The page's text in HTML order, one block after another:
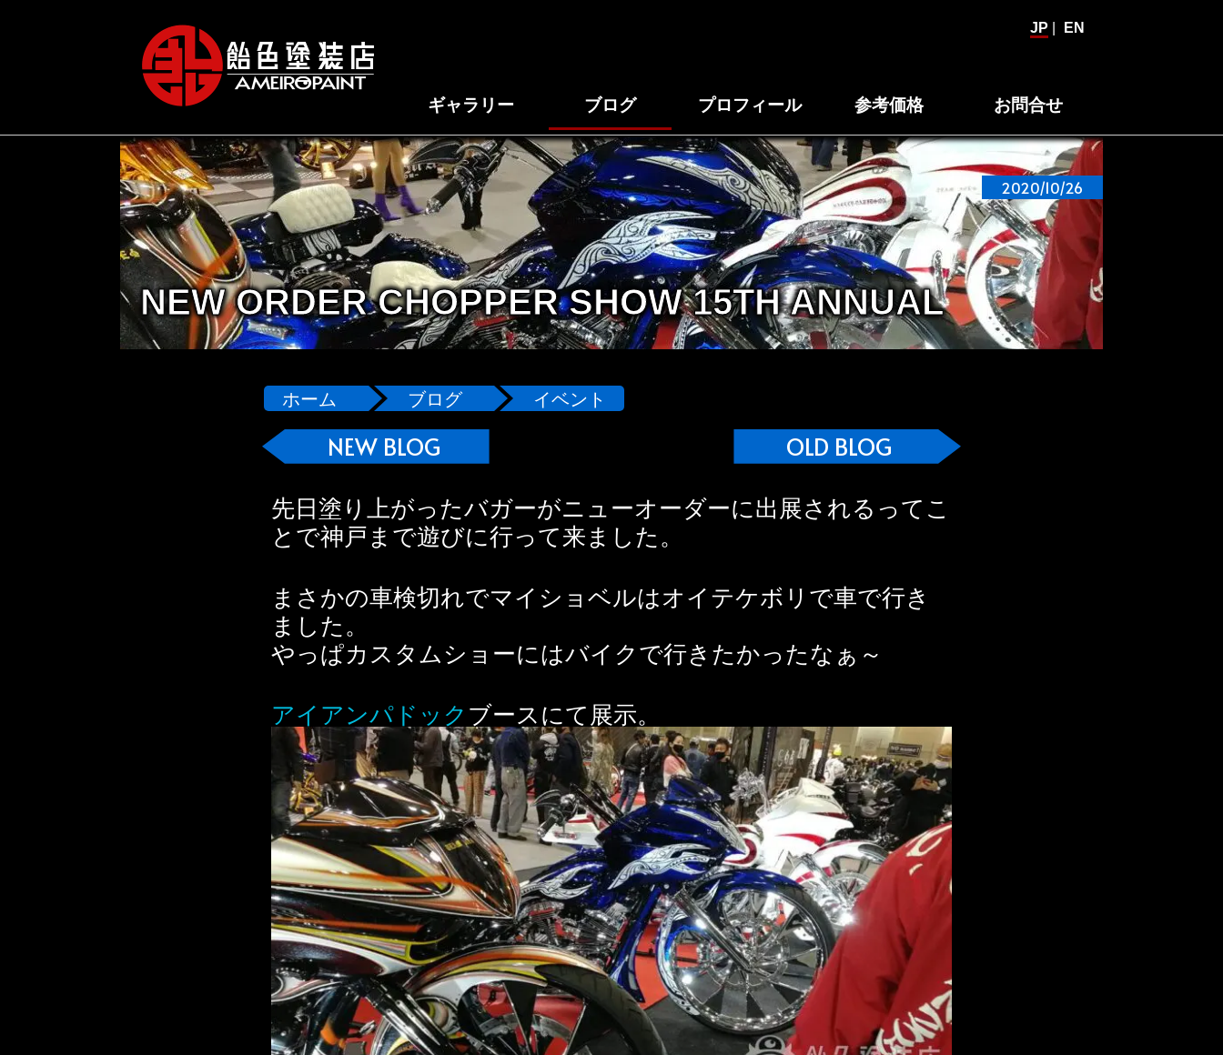
JP EN
ギャラリー ブログ プロフィール 参考価格 お問合せ
NEW ORDER CHOPPER SHOW 15TH ANNUAL
2020/10/26
ホーム ブログ イベント
NEW BLOG OLD BLOG
先日塗り上がったバガーがニューオーダーに出展されるってこ
とで神戸まで遊びに行って来ました。
まさかの車検切れでマイショベルはオイテケボリで車で行き
ました。
やっぱカスタムショーにはバイクで行きたかったなぁ～
アイアンパドックブースにて展示。